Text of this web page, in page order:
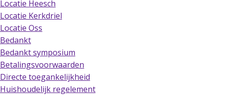
Locatie Heesch
Locatie Kerkdriel
Locatie Oss
Bedankt
Bedankt symposium
Betalingsvoorwaarden
Directe toegankelijkheid
Huishoudelijk regelement